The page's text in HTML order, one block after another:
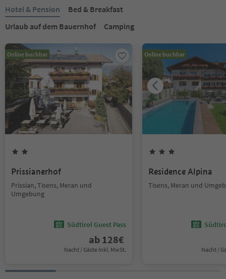
Hotel & Pension
Bed & Breakfast
Urlaub auf dem Bauernhof
Camping
Online buchbar
Prissianerhof
Prissian, Tisens, Meran und
Umgebung
Südtirol Guest Pass
ab 128€
Nacht / Gäste Inkl. MwSt.
Online buchbar
Residence Alpina
Tisens, Meran und
Nacht /